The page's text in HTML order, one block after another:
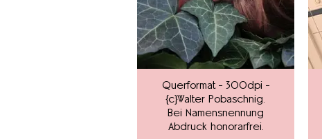
Querformat - 300dpi -
{c}Walter Pobaschnig.
Bei Namensnennung
Abdruck honorarfrei.